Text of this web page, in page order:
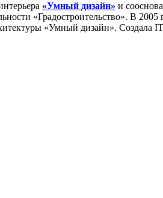
«Умный дизайн» и
«Градостроительство». В
«Умный дизайн». Создала